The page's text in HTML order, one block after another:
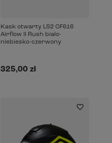
Kask otwarty LS2 OF616
Airflow II Rush biało-
niebiesko-czerwony
325,00 zł